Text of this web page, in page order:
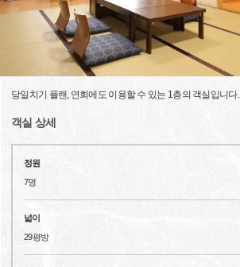
당일치기 플랜, 연회에도 이용할 수 있는 1층의 객실입니다.
객실 상세
정원
7명
넓이
29평방